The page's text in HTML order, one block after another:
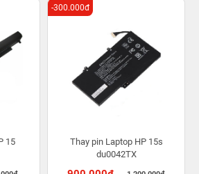
15
Thay pin Laptop HP 15s
du0042TX
-300.000đ